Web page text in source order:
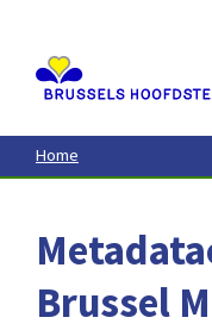
contenu
principal
Home
Brussel